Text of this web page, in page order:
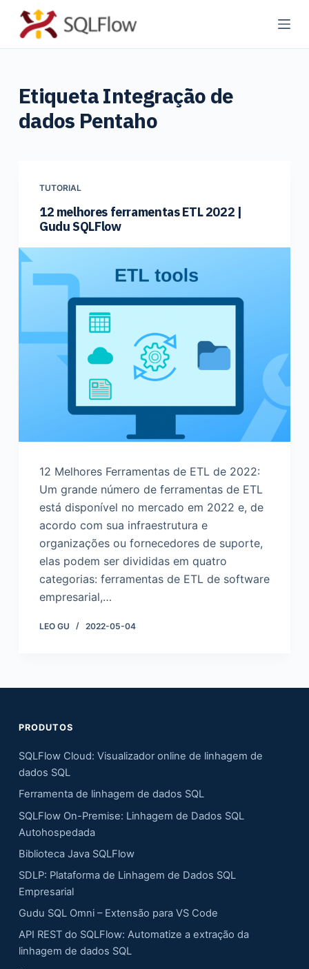
P
u
a
EtiquetaIntegração de
dados Pentaho
TUTORIAL
12 melhores ferramentas ETL 2022 |
Gudu SQLFlow
12 Melhores Ferramentas de ETL de 2022:
Um grande número de ferramentas de ETL
está disponível no mercado em 2022 e, de
acordo com sua infraestrutura e
organizações ou fornecedores de suporte,
elas podem ser divididas em quatro
categorias: ferramentas de ETL de software
empresarial,…
LEO GU 2022-05-04
PRODUTOS
SQLFlow Cloud: Visualizador online de linhagem de
dados SQL
Ferramenta de linhagem de dados SQL
SQLFlow On-Premise: Linhagem de Dados SQL
Autohospedada
Biblioteca Java SQLFlow
SDLP: Plataforma de Linhagem de Dados SQL
Empresarial
Gudu SQL Omni – Extensão para VS Code
API REST do SQLFlow: Automatize a extração da
linhagem de dados SQL